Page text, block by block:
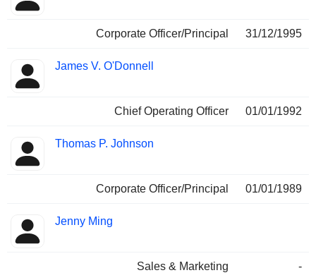
Corporate Officer/Principal 31/12/1995
James V. O'Donnell
Chief Operating Officer 01/01/1992
Thomas P. Johnson
Corporate Officer/Principal 01/01/1989
Jenny Ming
Sales & Marketing -